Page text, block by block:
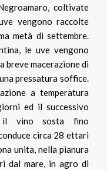
coltivate
vengono raccolte
metà di settembre.
le uve vengono
breve macerazione di
pressatura soffice.
a temperatura
ed il successivo
il vino sosta fino
circa 28 ettari
unita, nella pianura
dal mare, in agro di